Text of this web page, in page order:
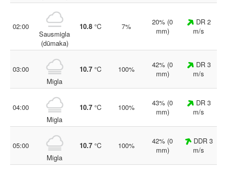
02:00
Sausmigla
(dūmaka)
10.8 °C 7%
20% (0
mm)
DR 2
m/s
03:00
Migla
10.7 °C 100%
42% (0
mm)
DR 3
m/s
04:00
Migla
10.7 °C 100%
43% (0
mm)
DR 3
m/s
05:00
Migla
10.7 °C 100%
42% (0
mm)
DDR 3
m/s